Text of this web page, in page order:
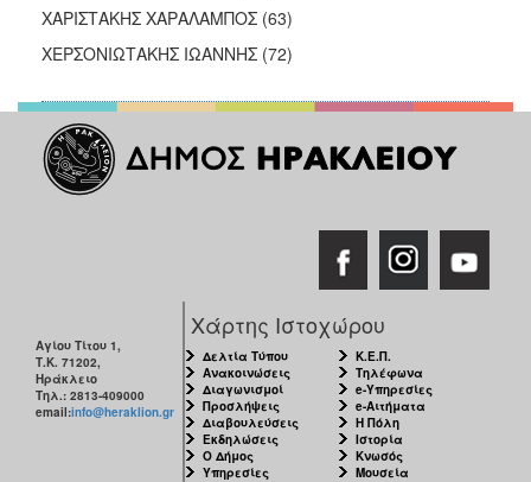
ΧΑΡΙΣΤΑΚΗΣ ΧΑΡΑΛΑΜΠΟΣ (63)
ΧΕΡΣΟΝΙΩΤΑΚΗΣ ΙΩΑΝΝΗΣ (72)
Αγίου Τίτου 1,
Τ.Κ. 71202,
Ηράκλειο
Τηλ.: 2813-409000
email:info@heraklion.gr
Χάρτης Ιστοχώρου
Δελτία Τύπου
Ανακοινώσεις
Διαγωνισμοί
Προσλήψεις
Διαβουλεύσεις
Εκδηλώσεις
Ο Δήμος
Υπηρεσίες
Κ.Ε.Π.
Τηλέφωνα
e-Υπηρεσίες
e-Αιτήματα
Η Πόλη
Ιστορία
Κνωσός
Μουσεία